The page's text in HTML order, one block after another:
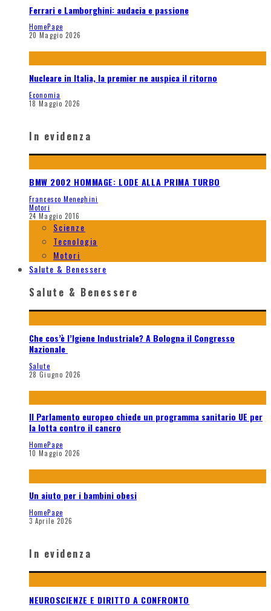
Ferrari e Lamborghini: audacia e passione
HomePage
20 Maggio 2026
Nucleare in Italia, la premier ne auspica il ritorno
Economia
18 Maggio 2026
In evidenza
BMW 2002 HOMMAGE: LODE ALLA PRIMA TURBO
Francesco Meneghini
Motori
24 Maggio 2016
Scienze
Tecnologia
Motori
Salute & Benessere
Salute & Benessere
Che cos’è l’Igiene Industriale? A Bologna il Congresso
Nazionale
Salute
28 Giugno 2026
Il Parlamento europeo chiede un programma sanitario UE per
la lotta contro il cancro
HomePage
10 Maggio 2026
Un aiuto per i bambini obesi
HomePage
3 Aprile 2026
In evidenza
NEUROSCIENZE E DIRITTO A CONFRONTO